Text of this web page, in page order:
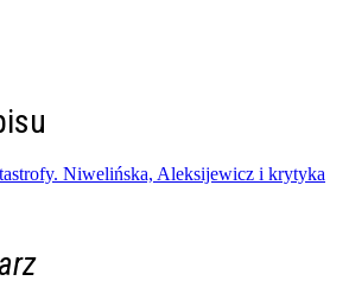
Niwelińska, Aleksijewicz i krytyka